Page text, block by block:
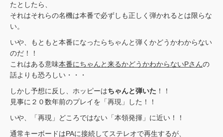
たとしたら、
それはそれらの名機は本番で必ずしも正しく弾かれるとは限らな
い。
いや、もともと本番になったらちゃんと弾くかどうかわからない
のだ！！
これはある意味本番にちゃんと来るかどうかわからないPさんの
話よりも恐ろしい・・・
しかし予想に反し、ホッピーはちゃんと弾いた ！！
見事に２０数年前のプレイを「再現」した！！
いや、「再現」どころではない「本領発揮」に近い！！
通常キーボードはPAに接続してステレオで再生するが、